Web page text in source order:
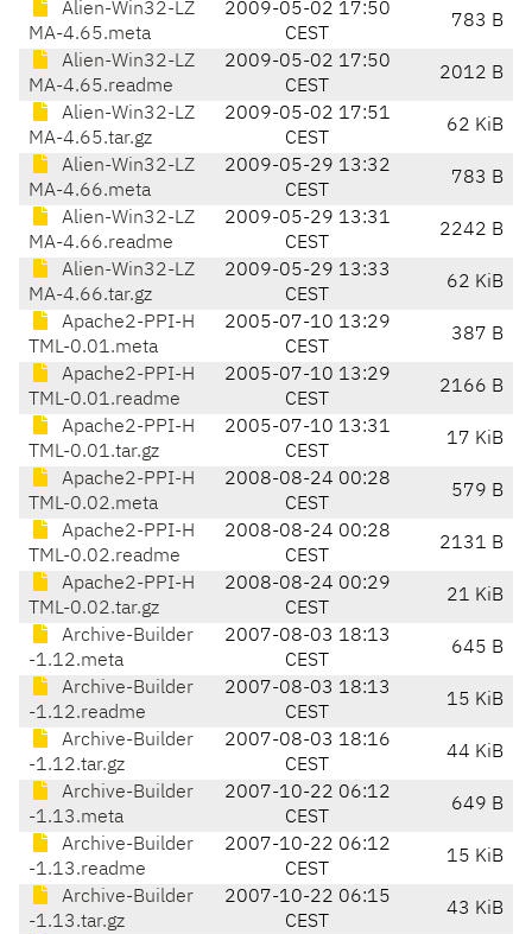
Alien-Win32-LZ
MA-4.65.meta
2009-05-02 17:50
CEST
783 B
Alien-Win32-LZ
MA-4.65.readme
2009-05-02 17:50
CEST
2012 B
Alien-Win32-LZ
MA-4.65.tar.gz
2009-05-02 17:51
CEST
62 KiB
Alien-Win32-LZ
MA-4.66.meta
2009-05-29 13:32
CEST
783 B
Alien-Win32-LZ
MA-4.66.readme
2009-05-29 13:31
CEST
2242 B
Alien-Win32-LZ
MA-4.66.tar.gz
2009-05-29 13:33
CEST
62 KiB
Apache2-PPI-H
TML-0.01.meta
2005-07-10 13:29
CEST
387 B
Apache2-PPI-H
TML-0.01.readme
2005-07-10 13:29
CEST
2166 B
Apache2-PPI-H
TML-0.01.tar.gz
2005-07-10 13:31
CEST
17 KiB
Apache2-PPI-H
TML-0.02.meta
2008-08-24 00:28
CEST
579 B
Apache2-PPI-H
TML-0.02.readme
2008-08-24 00:28
CEST
2131 B
Apache2-PPI-H
TML-0.02.tar.gz
2008-08-24 00:29
CEST
21 KiB
Archive-Builder
-1.12.meta
2007-08-03 18:13
CEST
645 B
Archive-Builder
-1.12.readme
2007-08-03 18:13
CEST
15 KiB
Archive-Builder
-1.12.tar.gz
2007-08-03 18:16
CEST
44 KiB
Archive-Builder
-1.13.meta
2007-10-22 06:12
CEST
649 B
Archive-Builder
-1.13.readme
2007-10-22 06:12
CEST
15 KiB
Archive-Builder
-1.13.tar.gz
2007-10-22 06:15
CEST
43 KiB